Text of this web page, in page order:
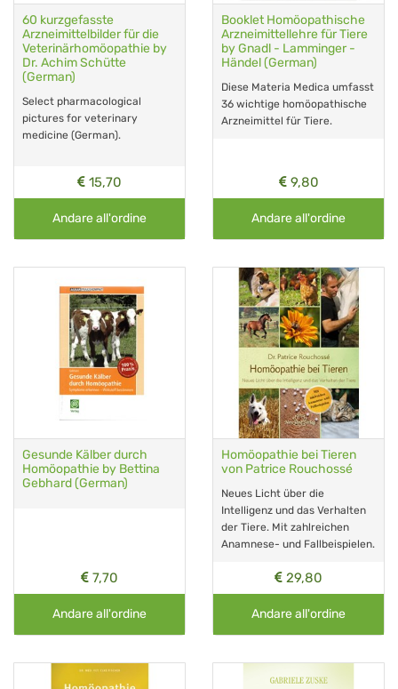
60 kurzgefasste
Arzneimittelbilder für die
Veterinärhomöopathie by
Dr. Achim Schütte
(German)
Select pharmacological
pictures for veterinary
medicine (German).
15,70
Andare all'ordine
Booklet Homöopathische
Arzneimittellehre für Tiere
by Gnadl - Lamminger -
Händel (German)
Diese Materia Medica umfasst
36 wichtige homöopathische
Arzneimittel für Tiere.
9,80
Andare all'ordine
Gesunde Kälber durch
Homöopathie by Bettina
Gebhard (German)
7,70
Andare all'ordine
Homöopathie bei Tieren
von Patrice Rouchossé
Neues Licht über die
Intelligenz und das Verhalten
der Tiere. Mit zahlreichen
Anamnese- und Fallbeispielen.
29,80
Andare all'ordine